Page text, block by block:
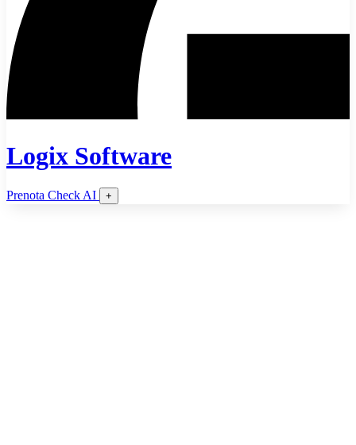
Logix Software
Prenota Check AI +